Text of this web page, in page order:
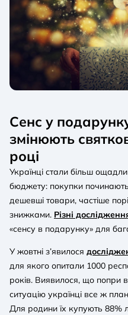
Сенс у
змінюють
році
Українці стали більш
бюджету: покупки
дешевші товари, частіше
знижками. Різні
«сенсу в подарунку» для
У жовтні з’явилося
для якого опитали 1000
років. Виявилося, що попри
ситуацію українці все ж
Для родини їх купують 88%